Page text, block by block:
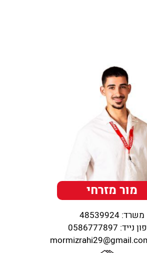
מור מזרחי
משרד: 48539924
נייד: 0586777897